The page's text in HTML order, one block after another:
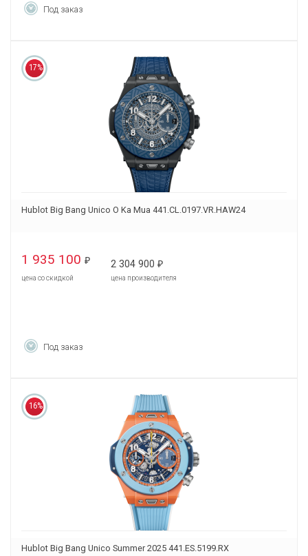
Под заказ
17%
Hublot Big Bang Unico O Ka Mua 441.CL.0197.VR.HAW24
1 935 100 ₽
цена со скидкой
2 304 900 ₽
цена производителя
Под заказ
16%
Hublot Big Bang Unico Summer 2025 441.ES.5199.RX